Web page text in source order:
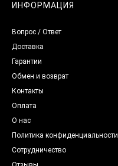
ИНФОРМАЦИЯ
Вопрос / Ответ
Доставка
Гарантии
Обмен и возврат
Контакты
Оплата
О нас
Политика конфиденциальности
Сотрудничество